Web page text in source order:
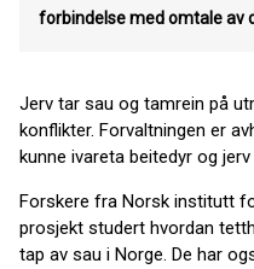
forbindelse med omtale av
Jerv tar sau og tamrein på
konflikter. Forvaltningen er
kunne ivareta beitedyr og
Forskere fra Norsk institutt
prosjekt studert hvordan
tap av sau i Norge. De har